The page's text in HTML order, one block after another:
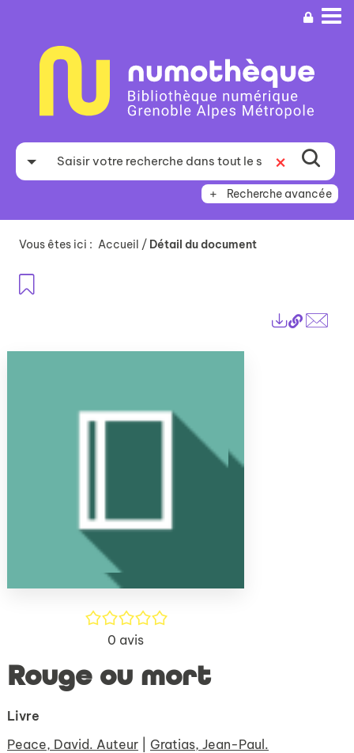
recherche
Recherche avancée
Vous êtes ici : Accueil / Détail du document
Lien
/5
0 avis
Rouge ou mort
Livre
Peace, David. Auteur
Gratias, Jean-Paul.